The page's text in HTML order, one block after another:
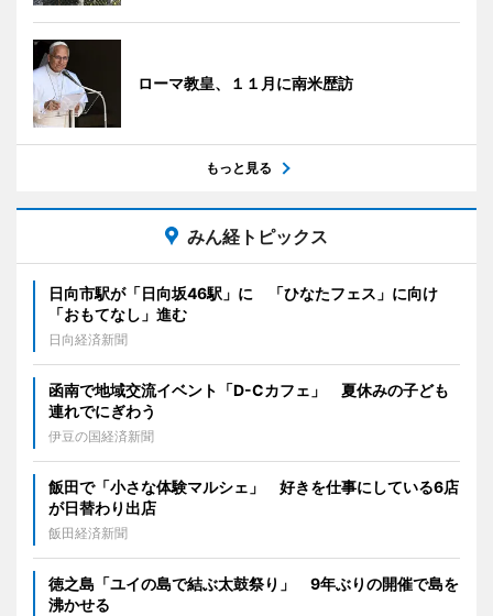
ローマ教皇、１１月に南米歴訪
もっと見る
みん経トピックス
日向市駅が「日向坂46駅」に 「ひなたフェス」に向け
「おもてなし」進む
日向経済新聞
函南で地域交流イベント「D-Cカフェ」 夏休みの子ども
連れでにぎわう
伊豆の国経済新聞
飯田で「小さな体験マルシェ」 好きを仕事にしている6店
が日替わり出店
飯田経済新聞
徳之島「ユイの島で結ぶ太鼓祭り」 9年ぶりの開催で島を
沸かせる